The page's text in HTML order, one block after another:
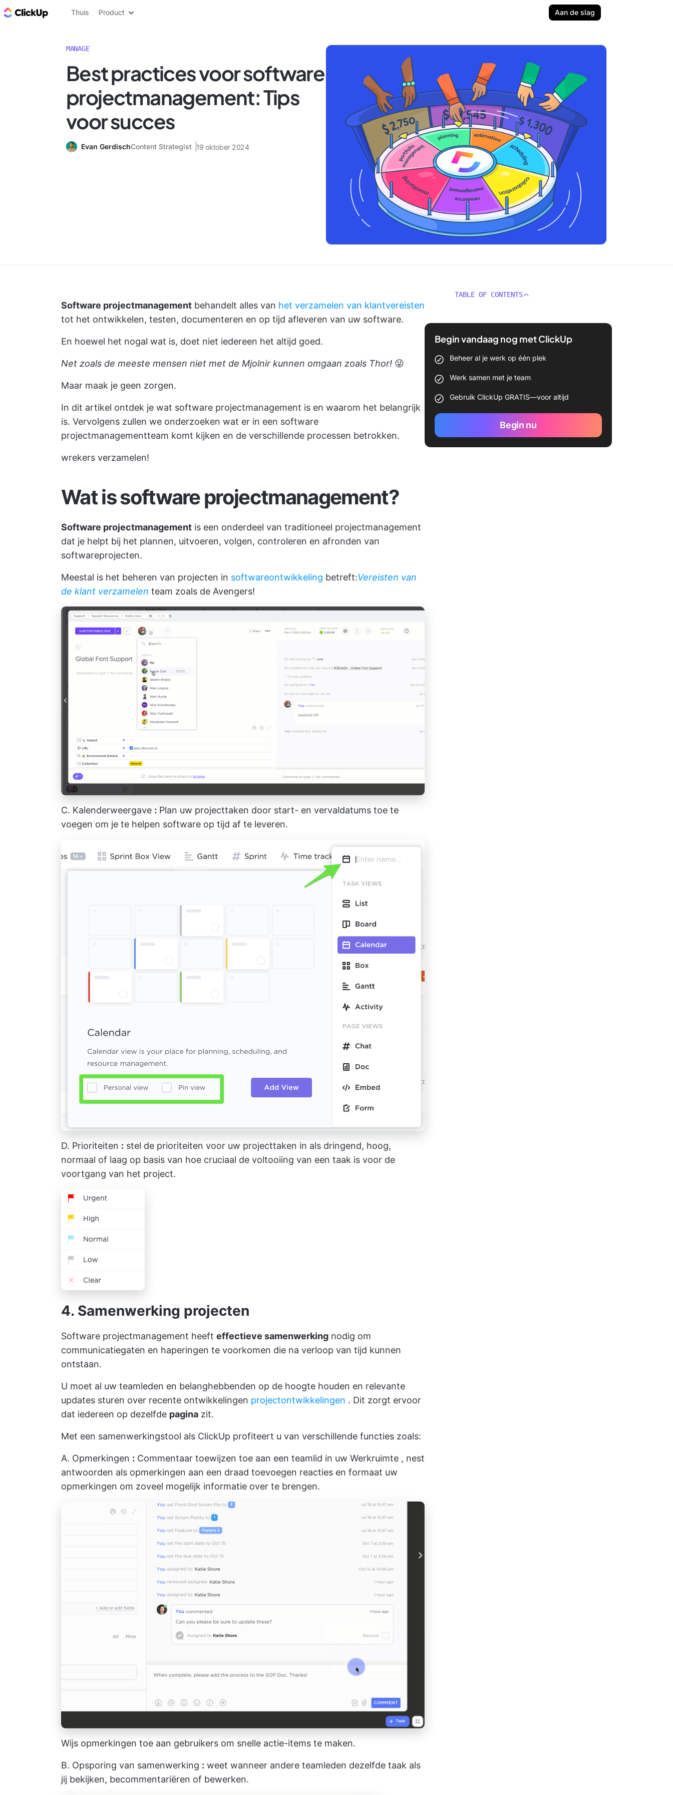
ClickUp Blog
Thuis Product Aan de slag
MANAGE
Best practices voor software
projectmanagement: Tips
voor succes
Evan GerdischContent Strategist 19 oktober 2024
Software projectmanagement behandelt alles van het verzamelen van klantvereisten
tot het ontwikkelen, testen, documenteren en op tijd afleveren van uw software.
En hoewel het nogal wat is, doet niet iedereen het altijd goed.
Net zoals de meeste mensen niet met de Mjolnir kunnen omgaan zoals Thor! 😜
Maar maak je geen zorgen.
In dit artikel ontdek je wat software projectmanagement is en waarom het belangrijk
is. Vervolgens zullen we onderzoeken wat er in een software
projectmanagementteam komt kijken en de verschillende processen betrokken.
wrekers verzamelen!
Wat is software projectmanagement?
Software projectmanagement is een onderdeel van traditioneel projectmanagement
dat je helpt bij het plannen, uitvoeren, volgen, controleren en afronden van
softwareprojecten.
Meestal is het beheren van projecten in softwareontwikkeling betreft:Vereisten van
de klant verzamelen team zoals de Avengers!
C. Kalenderweergave : Plan uw projecttaken door start- en vervaldatums toe te
voegen om je te helpen software op tijd af te leveren.
D. Prioriteiten : stel de prioriteiten voor uw projecttaken in als dringend, hoog,
normaal of laag op basis van hoe cruciaal de voltooiing van een taak is voor de
voortgang van het project.
4. Samenwerking projecten
Software projectmanagement heeft effectieve samenwerking nodig om
communicatiegaten en haperingen te voorkomen die na verloop van tijd kunnen
ontstaan.
U moet al uw teamleden en belanghebbenden op de hoogte houden en relevante
updates sturen over recente ontwikkelingen projectontwikkelingen . Dit zorgt ervoor
dat iedereen op dezelfde pagina zit.
Met een samenwerkingstool als ClickUp profiteert u van verschillende functies zoals:
A. Opmerkingen : Commentaar toewijzen toe aan een teamlid in uw Werkruimte , nest
antwoorden als opmerkingen aan een draad toevoegen reacties en formaat uw
opmerkingen om zoveel mogelijk informatie over te brengen.
Wijs opmerkingen toe aan gebruikers om snelle actie-items te maken.
B. Opsporing van samenwerking : weet wanneer andere teamleden dezelfde taak als
jij bekijken, becommentariëren of bewerken.
TABLE OF CONTENTS
Begin vandaag nog met ClickUp
Beheer al je werk op één plek
Werk samen met je team
Gebruik ClickUp GRATIS—voor altijd
Begin nu